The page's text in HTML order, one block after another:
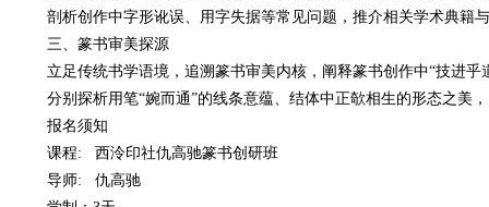
剖析创作中字形讹误、用字失据等常见问题，推介相关学术典籍
三、篆书审美探源
立足传统书学语境，追溯篆书审美内核，阐释篆书创作中“技进乎
分别探析用笔“婉而通”的线条意蕴、结体中正欹相生的形态之美
报名须知
课程: 西泠印社仇高驰篆书创研班
导师: 仇高驰